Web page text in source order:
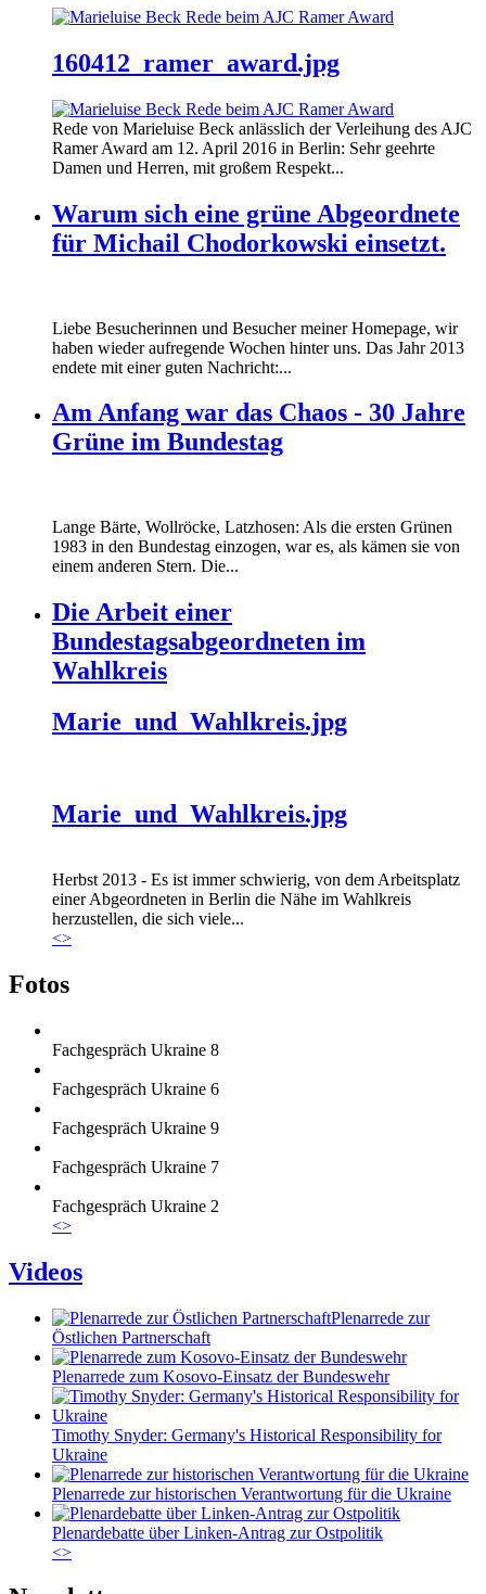
160412_ramer_award.jpg
Rede von Marieluise Beck anlässlich der Verleihung des AJC
Ramer Award am 12. April 2016 in Berlin: Sehr geehrte
Damen und Herren, mit großem Respekt...
Warum sich eine grüne Abgeordnete
für Michail Chodorkowski einsetzt.
Liebe Besucherinnen und Besucher meiner Homepage, wir
haben wieder aufregende Wochen hinter uns. Das Jahr 2013
endete mit einer guten Nachricht:...
Am Anfang war das Chaos - 30 Jahre
Grüne im Bundestag
Lange Bärte, Wollröcke, Latzhosen: Als die ersten Grünen
1983 in den Bundestag einzogen, war es, als kämen sie von
einem anderen Stern. Die...
Die Arbeit einer
Bundestagsabgeordneten im
Wahlkreis
Marie_und_Wahlkreis.jpg
Marie_und_Wahlkreis.jpg
Herbst 2013 - Es ist immer schwierig, von dem Arbeitsplatz
einer Abgeordneten in Berlin die Nähe im Wahlkreis
herzustellen, die sich viele...
<>
Fotos
Fachgespräch Ukraine 8
Fachgespräch Ukraine 6
Fachgespräch Ukraine 9
Fachgespräch Ukraine 7
Fachgespräch Ukraine 2
<>
Videos
Plenarrede zur
Östlichen Partnerschaft
Plenarrede zum Kosovo-Einsatz der Bundeswehr
Timothy Snyder: Germany's Historical Responsibility for
Ukraine
Plenarrede zur historischen Verantwortung für die Ukraine
Plenardebatte über Linken-Antrag zur Ostpolitik
<>